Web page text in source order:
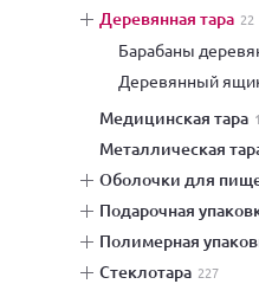
деревянная тара 22
барабаны
деревянный
медицинская тара
металлическая
оболочки для
подарочная
полимерная
стеклотара 227